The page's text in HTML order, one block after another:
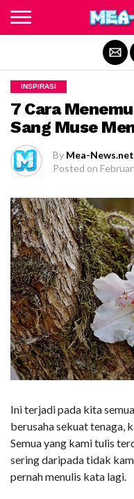
INSPIRASI
7 Cara
Sang Muse
By Mea-News.net
Posted on
Ini terjadi pada kita
berusaha sekuat tenaga,
Semua yang kami tulis
sering daripada tidak
pernah menulis kata lagi.
Exit